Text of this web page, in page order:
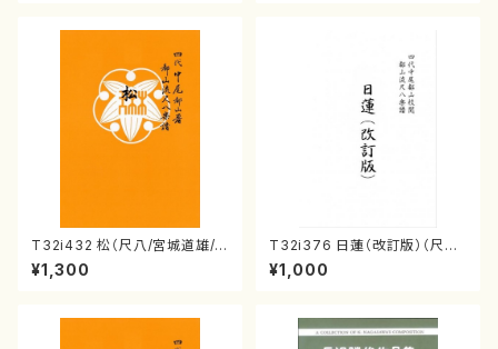
T32i432 松（尺八/宮城道雄/
楽譜）都山流公刊楽譜曲番:213
8
¥1,300
T32i376 日蓮（改訂版）（尺八/
宮城道雄/楽譜）都山流公刊楽譜
曲番:2081
¥1,000